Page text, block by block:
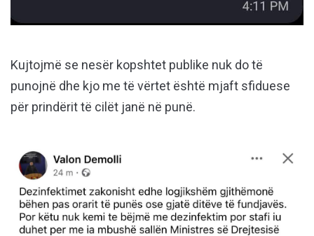
Kujtojmë se nesër kopshtet publike nuk do të
punojnë dhe kjo me të vërtet është mjaft sfiduese
për prindërit të cilët janë në punë.